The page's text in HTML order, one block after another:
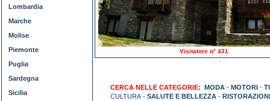
Visitatore n° 431
CERCA NELLE CATEGORIE: MODA - MOTORI -
CULTURA - SALUTE E BELLEZZA -
Lombardia
Marche
Molise
Piemonte
Puglia
Sardegna
Sicilia